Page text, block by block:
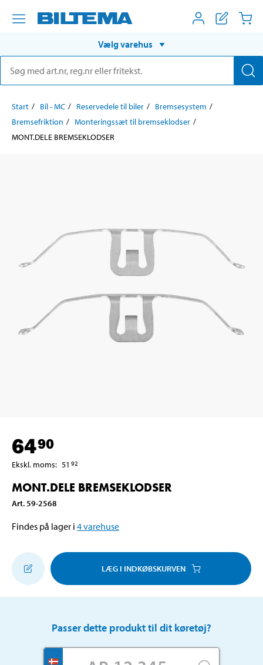
Vælg varehus
Start Bil - MC Reservedele til biler
Bremsesystem
Bremsefriktion
Monteringssæt til bremseklodser
MONT.DELE BREMSEKLODSER
6490
Ekskl. moms: 51 92
MONT.DELE BREMSEKLODSER
Art. 59-2568
Findes på lager i 4varehuse
LÆG I INDKØBSKURVEN
Passer dette produkt til dit køretøj?